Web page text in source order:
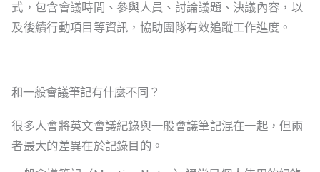
式，包含會議時間、參與人員、討論議題、決議內容，以
及後續行動項目等資訊，協助團隊有效追蹤工作進度。
和一般會議筆記有什麼不同？
很多人會將英文會議紀錄與一般會議筆記混在一起，但兩
者最大的差異在於記錄目的。